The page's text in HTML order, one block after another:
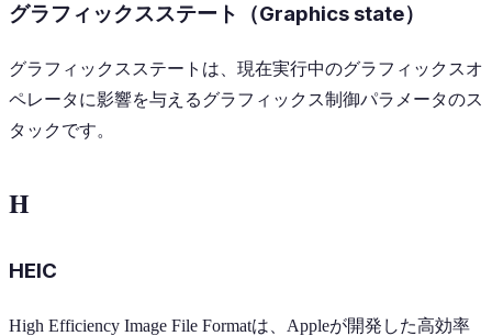
グラフィックスステート（Graphics state）
グラフィックスステートは、現在実行中のグラフィックスオ
ペレータに影響を与えるグラフィックス制御パラメータのス
タックです。
H
HEIC
High Efficiency Image File Formatは、Appleが開発した高効率